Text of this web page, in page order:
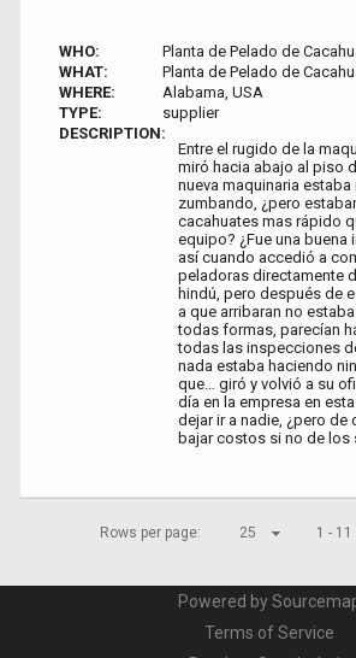
WHO:
Planta de Pelado de
WHAT:
Planta de Pelado de
WHERE:
Alabama, USA
TYPE:
supplier
DESCRIPTION:
Entre el rugido de la
miró hacia abajo al piso
nueva maquinaria estaba
zumbando, ¿pero
cacahuates mas rápido
equipo? ¿Fue una buena
así cuando accedió a
peladoras directamente
hindú, pero después de
a que arribaran no
todas formas, parecían
todas las inspecciones
nada estaba haciendo
que… giró y volvió a su
día en la empresa en
dejar ir a nadie, ¿pero de
bajar costos si no de los
Rows per page: 25 1 - 11
Powered by
Terms of Service